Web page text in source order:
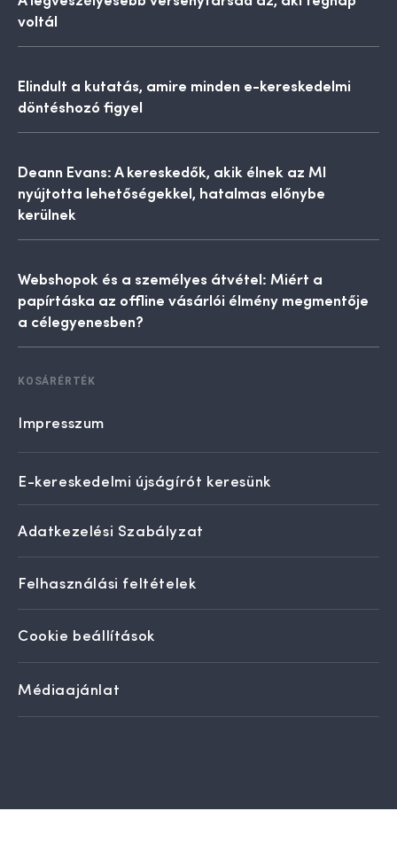
voltál
Elindult a kutatás, amire minden e-kereskedelmi
döntéshozó figyel
Deann Evans: A kereskedők, akik élnek az MI
nyújtotta lehetőségekkel, hatalmas előnybe
kerülnek
Webshopok és a személyes átvétel: Miért a
papírtáska az offline vásárlói élmény megmentője
a célegyenesben?
KOSÁRÉRTÉK
Impresszum
E-kereskedelmi újságírót keresünk
Adatkezelési Szabályzat
Felhasználási feltételek
Cookie beállítások
Médiaajánlat